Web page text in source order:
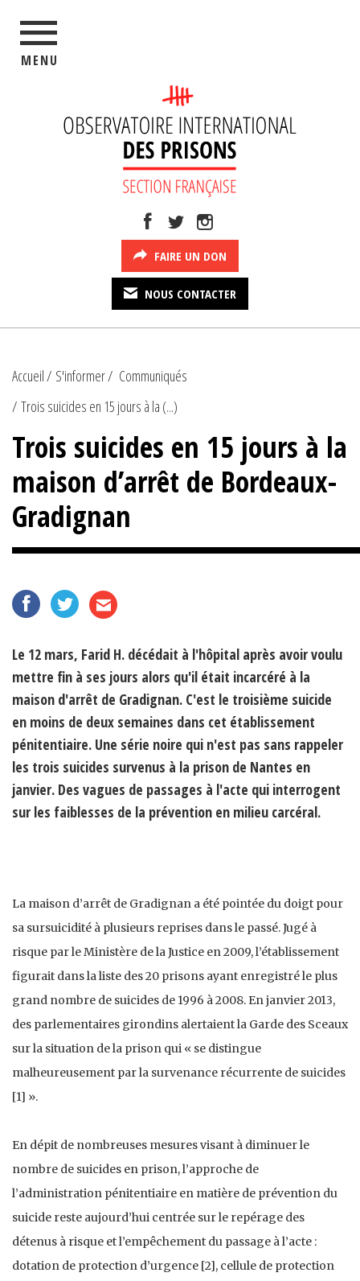
MENU
FAIRE UN DON
NOUS CONTACTER
Accueil S'informer
Communiqués
Trois suicides en 15 jours à la (...)
Trois suicides en 15 jours à la
maison d’arrêt de Bordeaux-
Gradignan
Le 12 mars, Farid H. décédait à l'hôpital après avoir voulu
mettre fin à ses jours alors qu'il était incarcéré à la
maison d'arrêt de Gradignan. C'est le troisième suicide
en moins de deux semaines dans cet établissement
pénitentiaire. Une série noire qui n'est pas sans rappeler
les trois suicides survenus à la prison de Nantes en
janvier. Des vagues de passages à l'acte qui interrogent
sur les faiblesses de la prévention en milieu carcéral.
La maison d’arrêt de Gradignan a été pointée du doigt pour
sa sursuicidité à plusieurs reprises dans le passé. Jugé à
risque par le Ministère de la Justice en 2009, l’établissement
figurait dans la liste des 20 prisons ayant enregistré le plus
grand nombre de suicides de 1996 à 2008. En janvier 2013,
des parlementaires girondins alertaient la Garde des Sceaux
sur la situation de la prison qui « se distingue
malheureusement par la survenance récurrente de suicides
[1] ».
En dépit de nombreuses mesures visant à diminuer le
nombre de suicides en prison, l’approche de
l’administration pénitentiaire en matière de prévention du
suicide reste aujourd’hui centrée sur le repérage des
détenus à risque et l’empêchement du passage à l’acte :
dotation de protection d’urgence [2], cellule de protection